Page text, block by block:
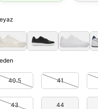
40.5 41
43 44